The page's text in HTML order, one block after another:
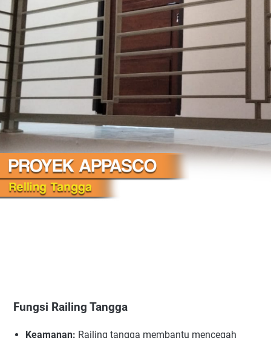
Fungsi Railing Tangga
Keamanan: Railing tangga membantu mencegah